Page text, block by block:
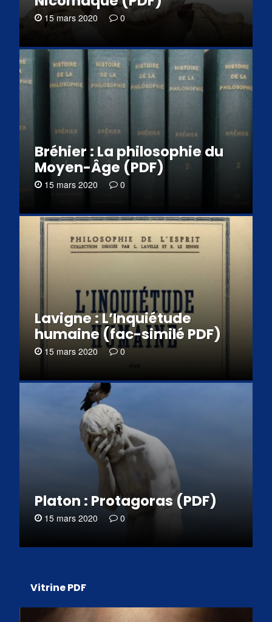
15 mars 2020 0
Bréhier : La philosophie du
Moyen-Âge (PDF)
15 mars 2020 0
Lavigne : L’Inquiétude
humaine (fac-similé PDF)
15 mars 2020 0
Platon : Protagoras (PDF)
15 mars 2020 0
Vitrine PDF